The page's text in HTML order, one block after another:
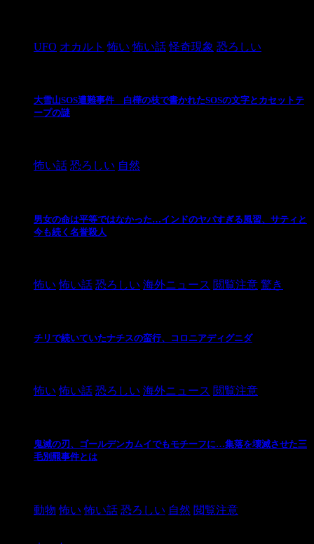
UFO オカルト 怖い 怖い話 怪奇現象 恐ろしい
大雪山SOS遭難事件 白樺の枝で書かれたSOSの文字とカセットテ
ープの謎
怖い話 恐ろしい 自然
男女の命は平等ではなかった…インドのヤバすぎる風習、サティと
今も続く名誉殺人
怖い 怖い話 恐ろしい 海外ニュース 閲覧注意 驚き
チリで続いていたナチスの蛮行、コロニアディグニダ
怖い 怖い話 恐ろしい 海外ニュース 閲覧注意
鬼滅の刃、ゴールデンカムイでもモチーフに…集落を壊滅させた三
毛別羆事件とは
動物 怖い 怖い話 恐ろしい 自然 閲覧注意